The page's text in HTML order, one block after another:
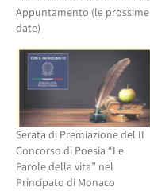
Appuntamento (le prossime
date)
Serata di Premiazione del II
Concorso di Poesia “Le
Parole della vita” nel
Principato di Monaco